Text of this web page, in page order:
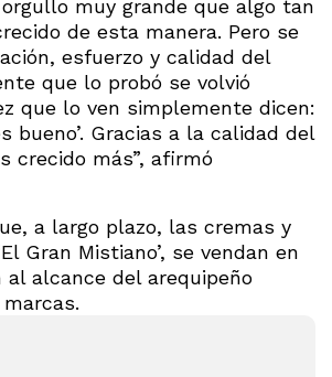
muy grande que algo tan
de esta manera. Pero se
esfuerzo y calidad del
que lo probó se volvió
que lo ven simplemente dicen:
bueno’. Gracias a la calidad del
crecido más”, afirmó
a largo plazo, las cremas y
Gran Mistiano’, se vendan en
alcance del arequipeño